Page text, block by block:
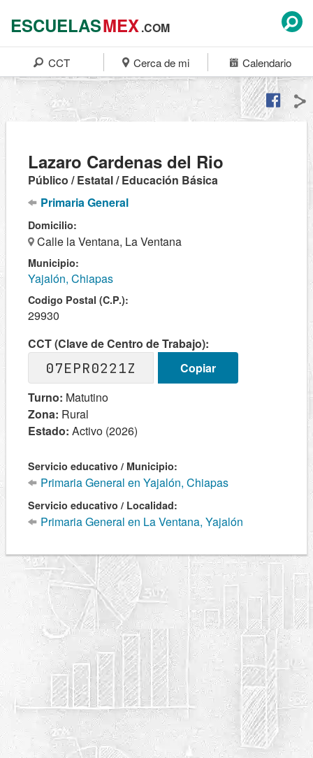
ESCUELASMEX.COM
CCT Cerca de mi Calendario
Lazaro Cardenas del Rio
Público / Estatal / Educación Básica
Primaria General
Domicilio:
Calle la Ventana, La Ventana
Municipio:
Yajalón, Chiapas
Codigo Postal (C.P.):
29930
CCT (Clave de Centro de Trabajo):
07EPR0221Z
Copiar
Turno: Matutino
Zona: Rural
Estado: Activo (2026)
Servicio educativo / Municipio:
Primaria General en Yajalón, Chiapas
Servicio educativo / Localidad:
Primaria General en La Ventana, Yajalón